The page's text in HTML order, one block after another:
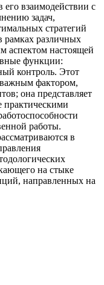
взаимодействии с
задач,
стратегий
рамках различных
аспектом настоящей
функции:
контроль. Этот
важным фактором,
она представляет
практическими
работы.
в
на стыке
направленных на